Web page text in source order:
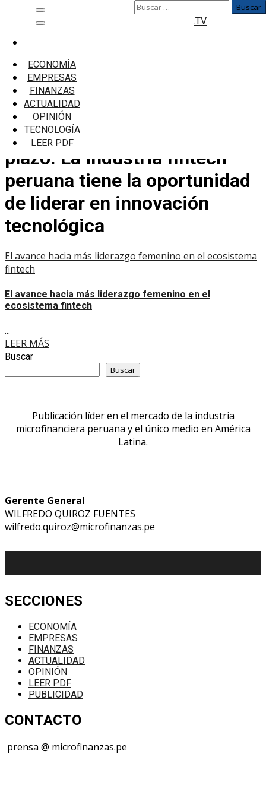
Menú
principal
ECONOMÍA
EMPRESAS
FINANZAS
ACTUALIDAD
OPINIÓN
TECNOLOGÍA
LEER PDF
Buscar:
.TV
largo plazo. La industria fintech peruana tiene la
oportunidad de liderar en innovación tecnológica
puede convertirse en una
ventaja competitiva a largo
plazo. La industria fintech
peruana tiene la oportunidad
de liderar en innovación
tecnológica
El avance hacia más liderazgo femenino en el ecosistema
fintech
El avance hacia más liderazgo femenino en el
ecosistema fintech
...
LEER MÁS
Buscar
Buscar
Publicación líder en el mercado de la industria
microfinanciera peruana y el único medio en América
Latina.
Gerente General
WILFREDO QUIROZ FUENTES
wilfredo.quiroz@microfinanzas.pe
SECCIONES
ECONOMÍA
EMPRESAS
FINANZAS
ACTUALIDAD
OPINIÓN
LEER PDF
PUBLICIDAD
CONTACTO
prensa @ microfinanzas.pe